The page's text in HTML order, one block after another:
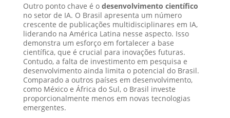
Outro ponto chave é o desenvolvimento científico
no setor de IA. O Brasil apresenta um número
crescente de publicações multidisciplinares em IA,
liderando na América Latina nesse aspecto. Isso
demonstra um esforço em fortalecer a base
científica, que é crucial para inovações futuras.
Contudo, a falta de investimento em pesquisa e
desenvolvimento ainda limita o potencial do Brasil.
Comparado a outros países em desenvolvimento,
como México e África do Sul, o Brasil investe
proporcionalmente menos em novas tecnologias
emergentes.